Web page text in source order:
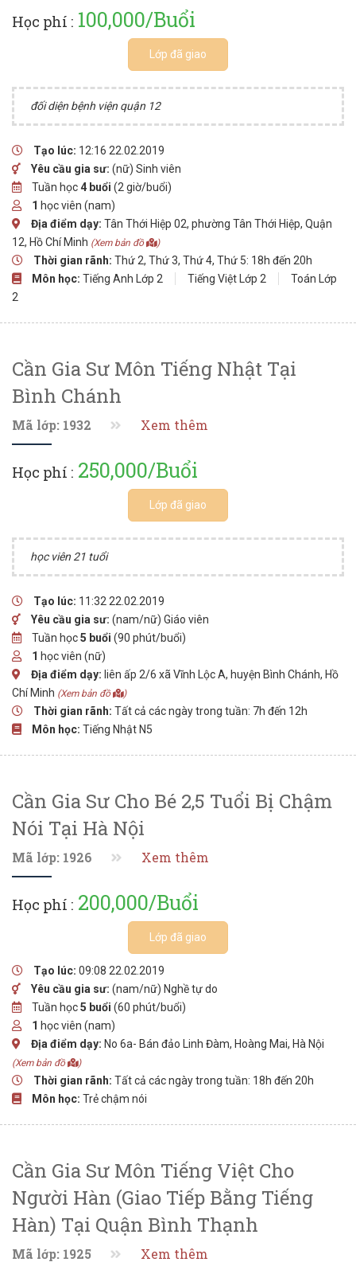
Học phí : 100,000/Buổi
Lớp đã giao
đối diện bệnh viện quận 12
Tạo lúc: 12:16 22.02.2019
Yêu cầu gia sư: (nữ) Sinh viên
Tuần học4 buổi (2 giờ/buổi)
1 học viên (nam)
Địa điểm dạy: Tân Thới Hiệp 02, phường Tân Thới Hiệp, Quận
12, Hồ Chí Minh (Xem bản đồ )
Thời gian rãnh: Thứ 2, Thứ 3, Thứ 4, Thứ 5: 18h đến 20h
Môn học: Tiếng Anh Lớp 2 Tiếng Việt Lớp 2
Toán Lớp
2
Cần Gia Sư Môn Tiếng Nhật Tại
Bình Chánh
Mã lớp: 1932 Xem thêm
Học phí : 250,000/Buổi
Lớp đã giao
học viên 21 tuổi
Tạo lúc: 11:32 22.02.2019
Yêu cầu gia sư: (nam/nữ) Giáo viên
Tuần học5 buổi (90 phút/buổi)
1 học viên (nữ)
Địa điểm dạy: liên ấp 2/6 xã Vĩnh Lộc A, huyện Bình Chánh, Hồ
Chí Minh (Xem bản đồ )
Thời gian rãnh: Tất cả các ngày trong tuần: 7h đến 12h
Môn học: Tiếng Nhật N5
Cần Gia Sư Cho Bé 2,5 Tuổi Bị Chậm
Nói Tại Hà Nội
Mã lớp: 1926 Xem thêm
Học phí : 200,000/Buổi
Lớp đã giao
Tạo lúc: 09:08 22.02.2019
Yêu cầu gia sư: (nam/nữ) Nghề tự do
Tuần học5 buổi (60 phút/buổi)
1 học viên (nam)
Địa điểm dạy: No 6a- Bán đảo Linh Đàm, Hoàng Mai, Hà Nội
(Xem bản đồ )
Thời gian rãnh: Tất cả các ngày trong tuần: 18h đến 20h
Môn học: Trẻ chậm nói
Cần Gia Sư Môn Tiếng Việt Cho
Người Hàn (giao Tiếp Bằng Tiếng
Hàn) Tại Quận Bình Thạnh
Mã lớp: 1925 Xem thêm